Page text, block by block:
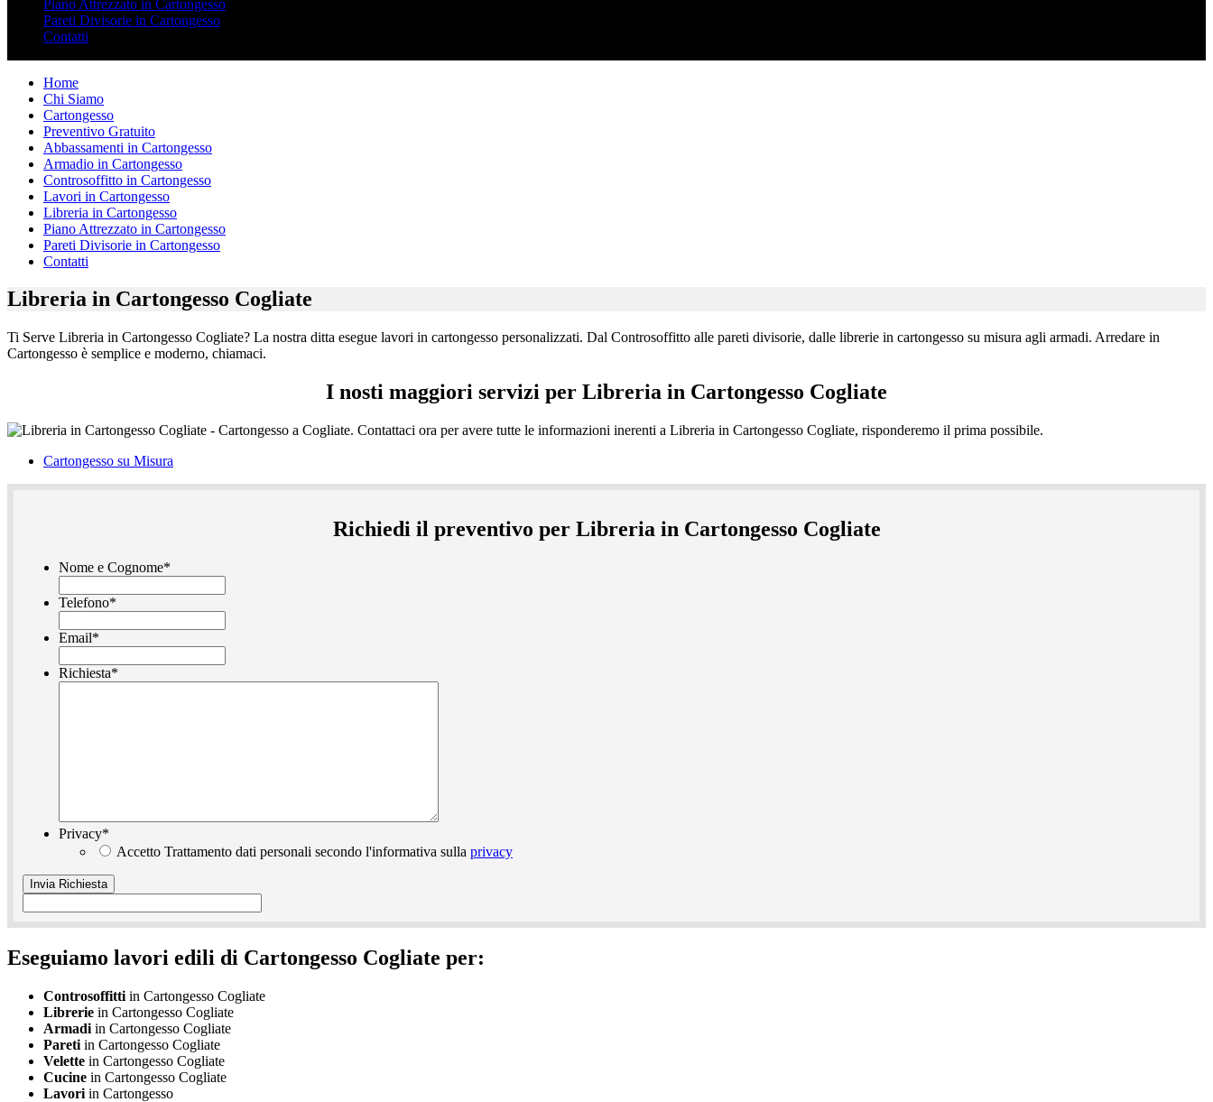
Piano Attrezzato in Cartongesso
Pareti Divisorie in Cartongesso
Contatti
Home
Chi Siamo
Cartongesso
Preventivo Gratuito
Abbassamenti in Cartongesso
Armadio in Cartongesso
Controsoffitto in Cartongesso
Lavori in Cartongesso
Libreria in Cartongesso
Piano Attrezzato in Cartongesso
Pareti Divisorie in Cartongesso
Contatti
Libreria in Cartongesso Cogliate
Ti Serve Libreria in Cartongesso Cogliate? La nostra ditta esegue lavori in cartongesso personalizzati. Dal Controsoffitto alle pareti divisorie, dalle librerie in cartongesso su misura agli armadi. Arredare in
Cartongesso è semplice e moderno, chiamaci.
I nosti maggiori servizi per Libreria in Cartongesso Cogliate
Cartongesso su Misura
Richiedi il preventivo per Libreria in Cartongesso Cogliate
Nome e Cognome*
Telefono*
Email*
Richiesta*
Privacy*
Accetto Trattamento dati personali secondo l'informativa sulla privacy
Eseguiamo lavori edili di Cartongesso Cogliate per:
Controsoffitti in Cartongesso Cogliate
Librerie in Cartongesso Cogliate
Armadi in Cartongesso Cogliate
Pareti in Cartongesso Cogliate
Velette in Cartongesso Cogliate
Cucine in Cartongesso Cogliate
Lavori in Cartongesso